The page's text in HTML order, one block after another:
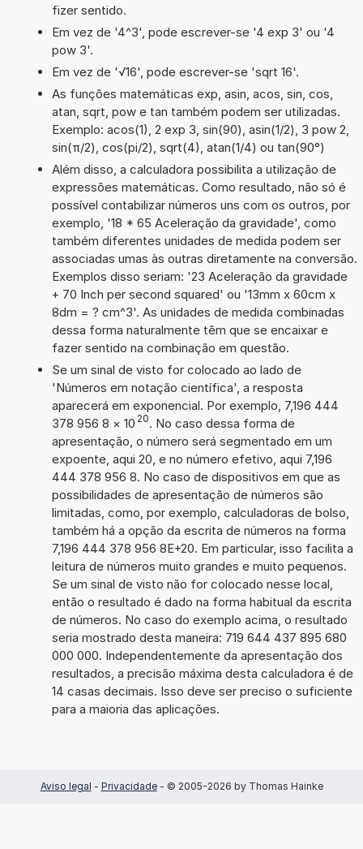
fizer sentido.
Em vez de '4^3', pode escrever-se '4 exp 3' ou '4
pow 3'.
Em vez de '√16', pode escrever-se 'sqrt 16'.
As funções matemáticas exp, asin, acos, sin, cos,
atan, sqrt, pow e tan também podem ser utilizadas.
Exemplo: acos(1), 2 exp 3, sin(90), asin(1/2), 3 pow 2,
sin(π/2), cos(pi/2), sqrt(4), atan(1/4) ou tan(90°)
Além disso, a calculadora possibilita a utilização de
expressões matemáticas. Como resultado, não só é
possível contabilizar números uns com os outros, por
exemplo, '18 * 65 Aceleração da gravidade', como
também diferentes unidades de medida podem ser
associadas umas às outras diretamente na conversão.
Exemplos disso seriam: '23 Aceleração da gravidade
+ 70 Inch per second squared' ou '13mm x 60cm x
8dm = ? cm^3'. As unidades de medida combinadas
dessa forma naturalmente têm que se encaixar e
fazer sentido na combinação em questão.
Se um sinal de visto for colocado ao lado de
'Números em notação científica', a resposta
aparecerá em exponencial. Por exemplo, 7,196 444
378 956 8 × 10 20. No caso dessa forma de
apresentação, o número será segmentado em um
expoente, aqui 20, e no número efetivo, aqui 7,196
444 378 956 8. No caso de dispositivos em que as
possibilidades de apresentação de números são
limitadas, como, por exemplo, calculadoras de bolso,
também há a opção da escrita de números na forma
7,196 444 378 956 8E+20. Em particular, isso facilita a
leitura de números muito grandes e muito pequenos.
Se um sinal de visto não for colocado nesse local,
então o resultado é dado na forma habitual da escrita
de números. No caso do exemplo acima, o resultado
seria mostrado desta maneira: 719 644 437 895 680
000 000. Independentemente da apresentação dos
resultados, a precisão máxima desta calculadora é de
14 casas decimais. Isso deve ser preciso o suficiente
para a maioria das aplicações.
Aviso legal - Privacidade- © 2005-2026 by Thomas Hainke